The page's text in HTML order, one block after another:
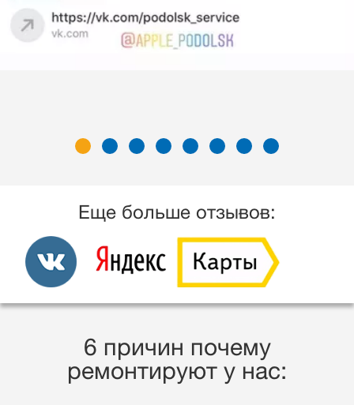
Еще больше отзывов:
6 причин почему
ремонтируют у нас: